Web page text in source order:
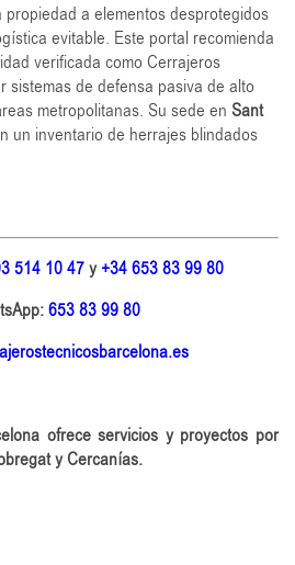
a elementos desprotegidos
evitable. Este portal recomienda
verificada como Cerrajeros
sistemas de defensa pasiva de alto
metropolitanas. Su sede en Sant
un inventario de herrajes blindados
514 10 47y+34 653 83 99 80
653 83 99 80
ofrece servicios y proyectos por
y Cercanías.